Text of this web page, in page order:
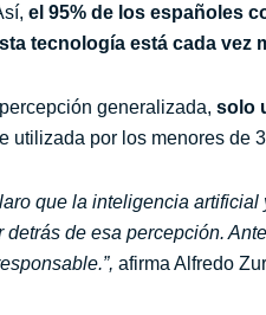
el 95% de los españoles
tecnología está cada vez
generalizada, solo
utilizada por los menores de
que la inteligencia
detrás de esa percepción.
afirma Alfredo